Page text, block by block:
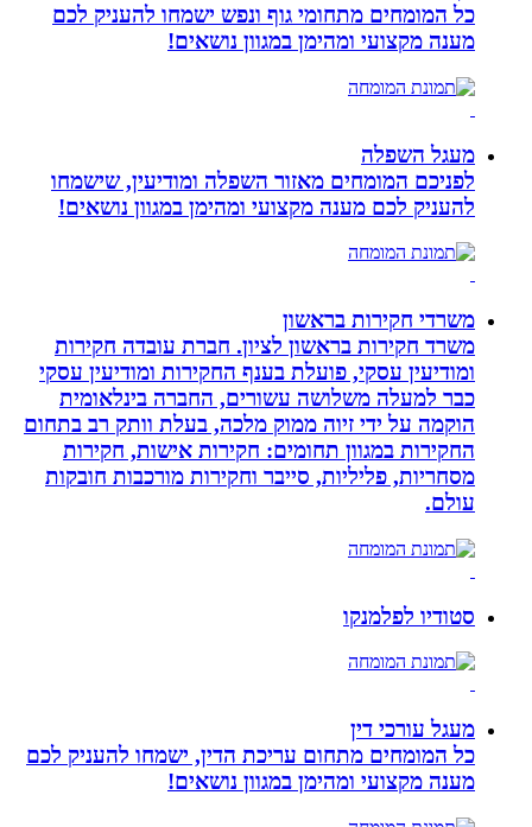
כל המומחים מתחומי גוף ונפש ישמחו להעניק לכם
מענה מקצועי ומהימן במגוון נושאים!
מעגל השפלה
לפניכם המומחים מאזור השפלה ומודיעין, שישמחו
להעניק לכם מענה מקצועי ומהימן במגוון נושאים!
משרדי חקירות בראשון
משרד חקירות בראשון לציון. חברת עובדה חקירות
ומודיעין עסקי, פועלת בענף החקירות ומודיעין עסקי
כבר למעלה משלושה עשורים, החברה בינלאומית
הוקמה על ידי זיוה ממוק מלכה, בעלת וותק רב בתחום
החקירות במגוון תחומים: חקירות אישות, חקירות
מסחריות, פליליות, סייבר וחקירות מורכבות חובקות
עולם.
סטודיו לפלמנקו
מעגל עורכי דין
כל המומחים מתחום עריכת הדין, ישמחו להעניק לכם
מענה מקצועי ומהימן במגוון נושאים!